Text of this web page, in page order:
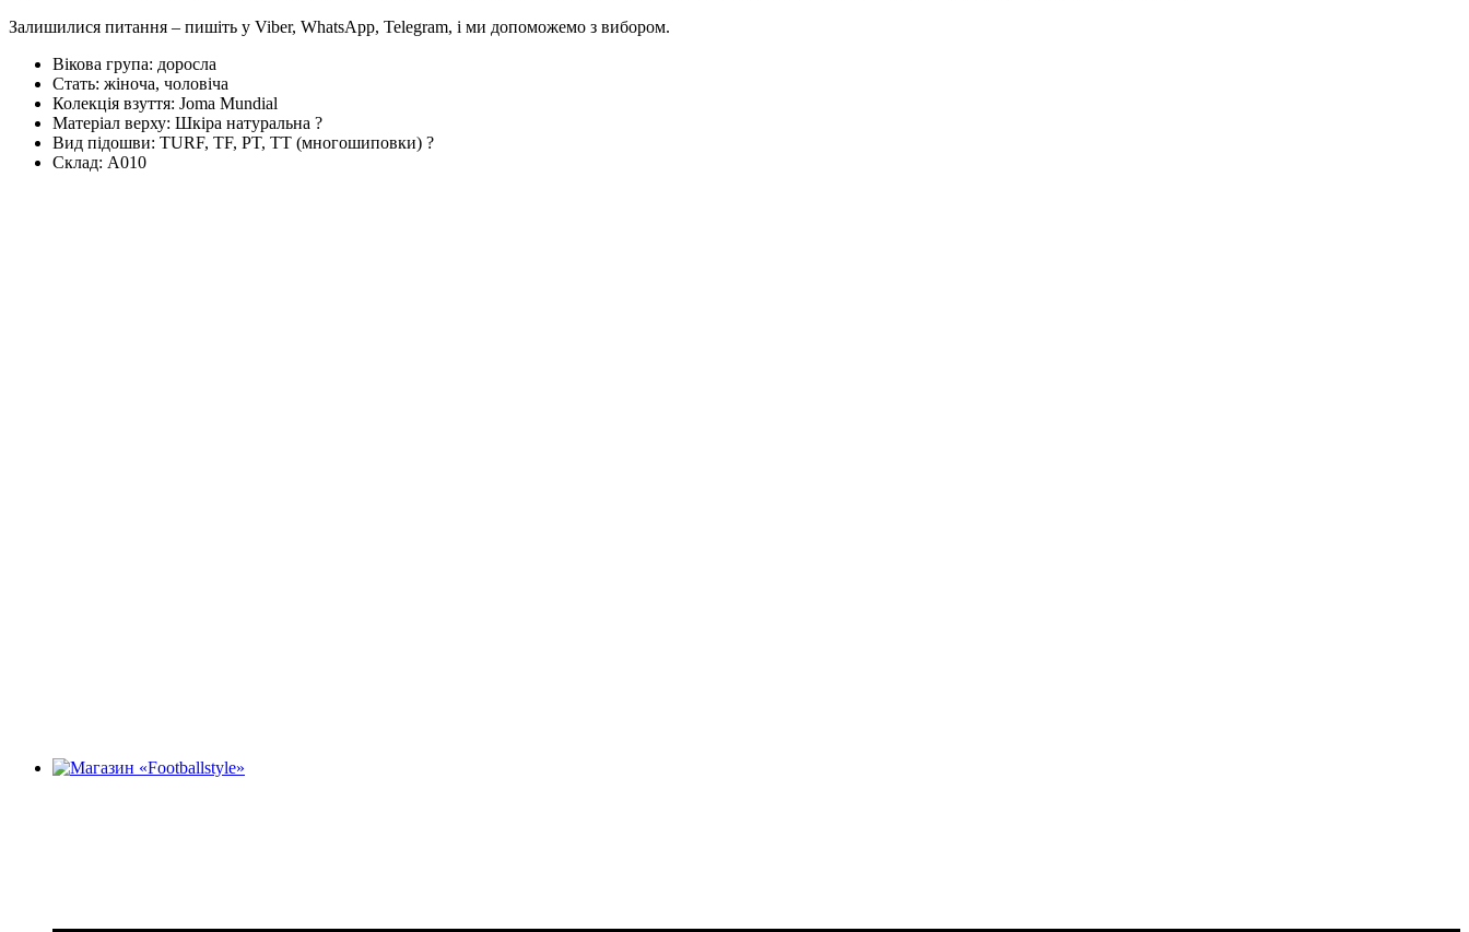
Залишилися питання – пишіть у Viber, WhatsApp, Telegram, і ми допоможемо з вибором.
Вікова група: доросла
Стать: жіноча, чоловіча
Колекція взуття: Joma Mundial
Матеріал верху: Шкіра натуральна ?
Вид підошви: TURF, TF, PT, TT (многошиповки) ?
Склад: А010